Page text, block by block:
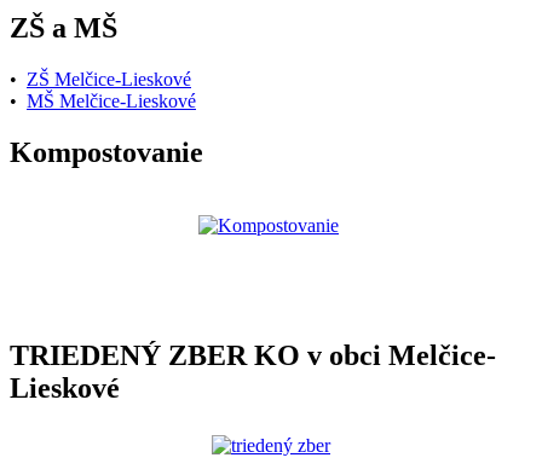
ZŠ a MŠ
• ZŠ Melčice-Lieskové
• MŠ Melčice-Lieskové
Kompostovanie
TRIEDENÝ ZBER KO v obci Melčice-
Lieskové